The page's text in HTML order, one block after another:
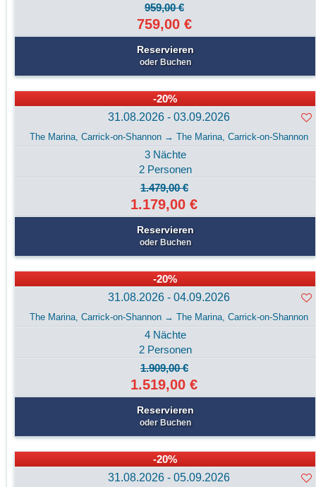
959,00 €
759,00 €
Reservieren
oder Buchen
-20%
31.08.2026 - 03.09.2026
The Marina, Carrick-on-Shannon → The Marina, Carrick-on-Shannon
3 Nächte
2 Personen
1.479,00 €
1.179,00 €
Reservieren
oder Buchen
-20%
31.08.2026 - 04.09.2026
The Marina, Carrick-on-Shannon → The Marina, Carrick-on-Shannon
4 Nächte
2 Personen
1.909,00 €
1.519,00 €
Reservieren
oder Buchen
-20%
31.08.2026 - 05.09.2026